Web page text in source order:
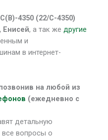
4350 (22/С-4350)
Енисей, а так же другие
и
в интернет-
на любой из
(ежедневно с
детальную
все вопросы о